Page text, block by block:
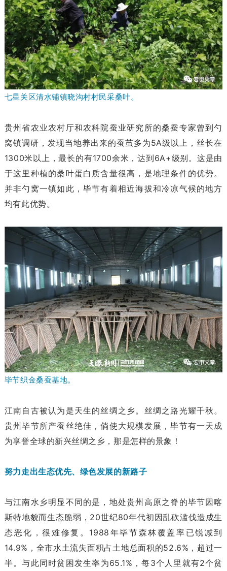
七星关区清水铺镇晓沟村村民采桑叶。
贵州省农业农村厅和农科院蚕业研究所的桑蚕专家曾到勺
窝镇调研，发现当地养出来的蚕茧多为5A级以上，丝长在
1300米以上，最长的有1700余米，达到6A+级别。这是由
于这里种植的桑叶蛋白质含量很高，是地理条件的优势。
并非勺窝一镇如此，毕节有着相近海拔和冷凉气候的地方
均有此优势。
毕节织金桑蚕基地。
江南自古被认为是天生的丝绸之乡。丝绸之路光耀千秋。
贵州毕节所产蚕丝绝佳，倘使大规模发展，毕节有一天成
为享誉全球的新兴丝绸之乡，那是怎样的景象！
努力走出生态优先、绿色发展的新路子
与江南水乡明显不同的是，地处贵州高原之脊的毕节因喀
斯特地貌而生态脆弱，20世纪80年代初因乱砍滥伐造成生
态恶化，很难修复。1988年毕节森林覆盖率已锐减到
14.9%，全市水土流失面积占土地总面积的52.6%，超过一
半。与此同时贫困发生率为65.1%，每3个人里就有2个贫